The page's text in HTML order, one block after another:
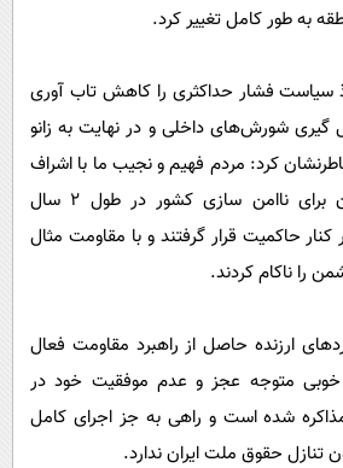
به طور کامل تغییر کرد.
سیاست فشار حداکثری را کاهش تاب آوری
گیری شورش‌های داخلی و در نهایت به زانو
کرد: مردم فهیم و نجیب ما با اشراف
نسبت به قصد دشمنان برای ناامن سازی کشور در طول 2 سال
حاکمیت قرار گرفتند و با مقاومت مثال
را ناکام کردند.
ارزنده حاصل از راهبرد مقاومت فعال
خوبی متوجه عجز و عدم موفقیت خود در
شده است و راهی به جز اجرای کامل
تنازل حقوق ملت ایران ندارد.